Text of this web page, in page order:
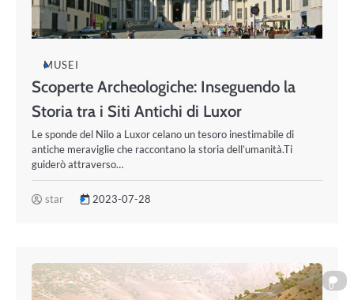
MUSEI
Scoperte Archeologiche: Inseguendo la
Storia tra i Siti Antichi di Luxor
Le sponde del Nilo a Luxor celano un tesoro inestimabile di
antiche meraviglie che raccontano la storia dell’umanità.Ti
guiderò attraverso…
star 2023-07-28
0